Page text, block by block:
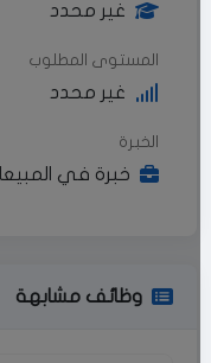
غير محدد
المستوى المطلوب
غير محدد
الخبرة
خبرة في
وظائف مشابهة